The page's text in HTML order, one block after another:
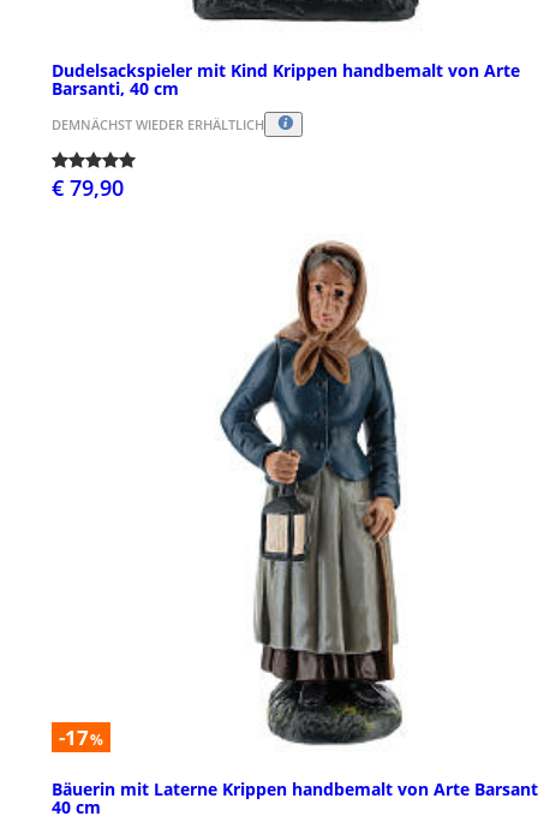
Dudelsackspieler mit Kind Krippen handbemalt von Arte
Barsanti, 40 cm
DEMNÄCHST WIEDER ERHÄLTLICH
€ 79,90
-17%
Bäuerin mit Laterne Krippen handbemalt von Arte
40 cm